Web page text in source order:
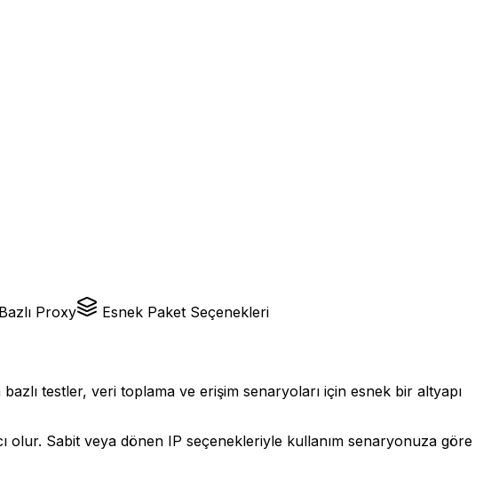
Proxy Esnek Paket Seçenekleri
testler, veri toplama ve erişim senaryoları için esnek bir altyapı
olur. Sabit veya dönen IP seçenekleriyle kullanım senaryonuza göre